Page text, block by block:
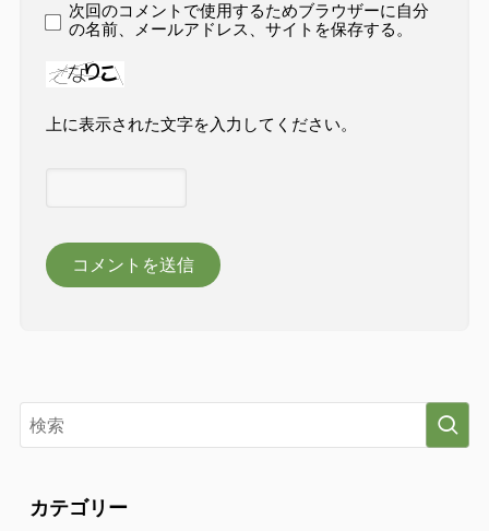
次回のコメントで使用するためブラウザーに自分
の名前、メールアドレス、サイトを保存する。
上に表示された文字を入力してください。
カテゴリー